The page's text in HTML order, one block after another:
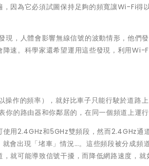
因為它必須試圖保持足夠的頻寬讓Wi-Fi得
現，人體會影響無線信號的波動情形，他們
速。科學家還希望運用這些發現，利用Wi-
作的頻率），就好比車子只能行駛於道路
的路由器和你鄰居的，在同一個頻道上運行
用2.4GHz和5GHz雙頻段，然而2.4GHz通
會出現「堵車」情況…。這些頻段被分成頻
就可能導致信號干擾，而降低網路速度，就